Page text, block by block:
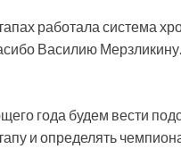
работала система
Василию Мерзликину.
года будем вести
и определять